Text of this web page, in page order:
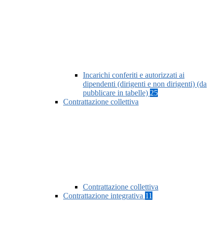
Incarichi conferiti e autorizzati ai
dipendenti (dirigenti e non dirigenti) (da
pubblicare in tabelle) 25
Contrattazione collettiva
Contrattazione collettiva
Contrattazione integrativa 11